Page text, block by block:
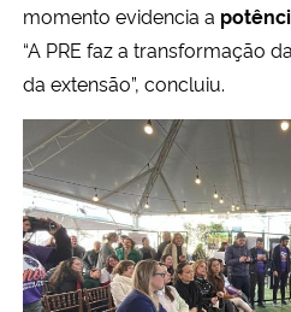
momento evidencia a
“A PRE faz a transformação
da extensão”, concluiu.